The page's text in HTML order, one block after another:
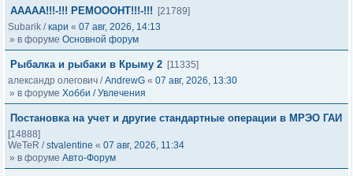
ААААА!!!-!!! РЕМОООНТ!!!-!!!
[21789]
Subarik /кари « 07 авг, 2026, 14:13
» в форуме Основной форум
Рыбалка и рыбаки в Крыму 2 [11335]
александр олегович /AndrewG « 07 авг, 2026, 13:30
» в форуме Хобби / Увлечения
Постановка на учет и другие стандартные операции в МРЭО ГАИ
[14888]
WeTeR /stvalentine « 07 авг, 2026, 11:34
» в форуме Авто-Форум